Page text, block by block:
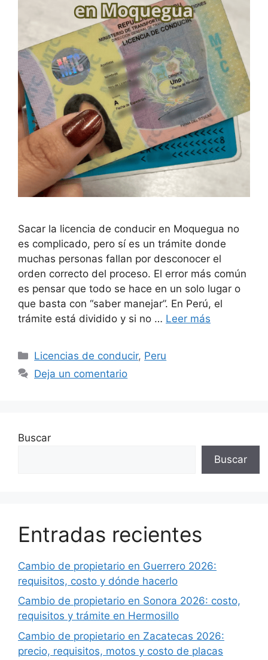
Sacar la licencia de conducir en Moquegua no
es complicado, pero sí es un trámite donde
muchas personas fallan por desconocer el
orden correcto del proceso. El error más común
es pensar que todo se hace en un solo lugar o
que basta con “saber manejar”. En Perú, el
trámite está dividido y si no … Leer más
Categorías
Licencias de conducir, Peru
Deja un comentario
Buscar
Buscar
Entradas recientes
Cambio de propietario en Guerrero 2026:
requisitos, costo y dónde hacerlo
Cambio de propietario en Sonora 2026: costo,
requisitos y trámite en Hermosillo
Cambio de propietario en Zacatecas 2026:
precio, requisitos, motos y costo de placas